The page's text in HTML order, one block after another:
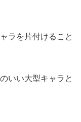
ラを片付けること
いい大型キャラと